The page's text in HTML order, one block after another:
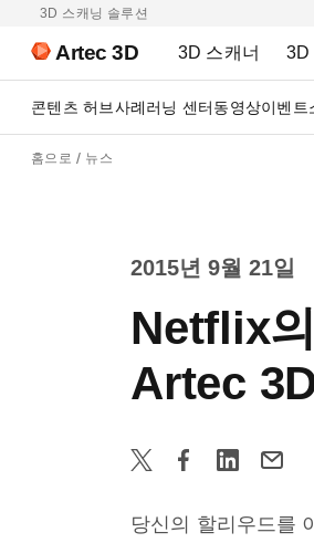
3D 스캐닝 솔루션
Artec 3D 3D 스캐너 3D
콘텐츠 허브사례러닝 센터동영상이벤트
홈으로 뉴스
2015년 9월 21일
Netflix
Artec
당신의 할리우드를